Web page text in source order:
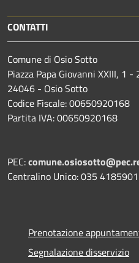
CONTATTI
Comune di Osio Sotto
Piazza Papa Giovanni XXIII, 1
24046 - Osio Sotto
Codice Fiscale: 00650920168
Partita IVA: 00650920168
PEC:
Centralino Unico: 035 4185901
Prenotazione
Segnalazione disservizio